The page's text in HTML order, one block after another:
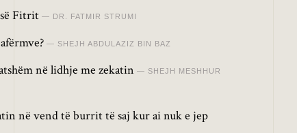
së Fitrit DR. FATMIR STRUMI
SHEJH ABDULAZIZ BIN BAZ
në lidhje me zekatin SHEJH MESHHUR
në vend të burrit të saj kur ai nuk e jep